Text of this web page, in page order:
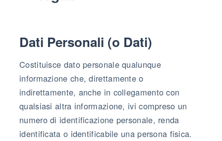
Dati Personali (o Dati)
Costituisce dato personale qualunque
informazione che, direttamente o
indirettamente, anche in collegamento con
qualsiasi altra informazione, ivi compreso un
numero di identificazione personale, renda
identificata o identificabile una persona fisica.